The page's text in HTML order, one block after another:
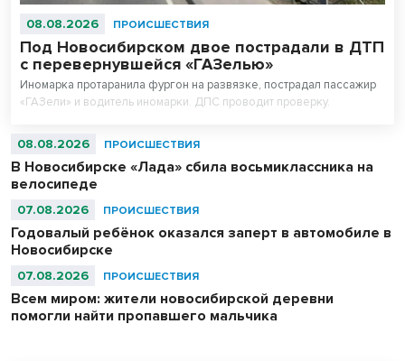
08.08.2026 ПРОИСШЕСТВИЯ
Под Новосибирском двое пострадали в ДТП
с перевернувшейся «ГАЗелью»
Иномарка протаранила фургон на развязке, пострадал пассажир
«ГАЗели» и водитель иномарки. ДПС проводит проверку.
08.08.2026 ПРОИСШЕСТВИЯ
В Новосибирске «Лада» сбила восьмиклассника на
велосипеде
07.08.2026 ПРОИСШЕСТВИЯ
Годовалый ребёнок оказался заперт в автомобиле в
Новосибирске
07.08.2026 ПРОИСШЕСТВИЯ
Всем миром: жители новосибирской деревни
помогли найти пропавшего мальчика